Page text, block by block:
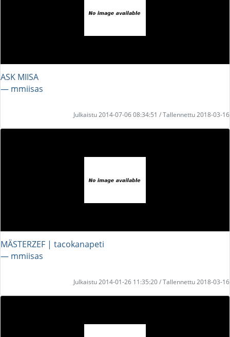
ASK MIISA
― mmiisas
Julkaistu 2014-07-06 08:34:51 / Tallennettu 2018-03-16
MÄSTERZEF | tacokanapeti
― mmiisas
Julkaistu 2014-01-26 11:35:20 / Tallennettu 2018-03-16